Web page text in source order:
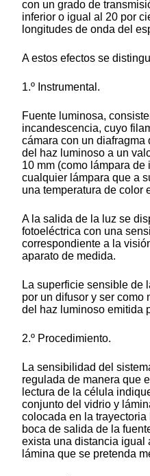
con un grado de
inferior o igual al 20 por
longitudes de onda del
A estos efectos se
1.º Instrumental.
Fuente luminosa,
incandescencia, cuyo
cámara con un diafragma
del haz luminoso a un
10 mm (como lámpara
cualquier lámpara que a
una temperatura de color
A la salida de la luz se
fotoeléctrica con una
correspondiente a la
aparato de medida.
La superficie sensible de
por un difusor y ser como
del haz luminoso emitida
2.º Procedimiento.
La sensibilidad del
regulada de manera que
lectura de la célula
conjunto del vidrio y
colocada en la
boca de salida de la
exista una distancia igual
lámina que se pretenda